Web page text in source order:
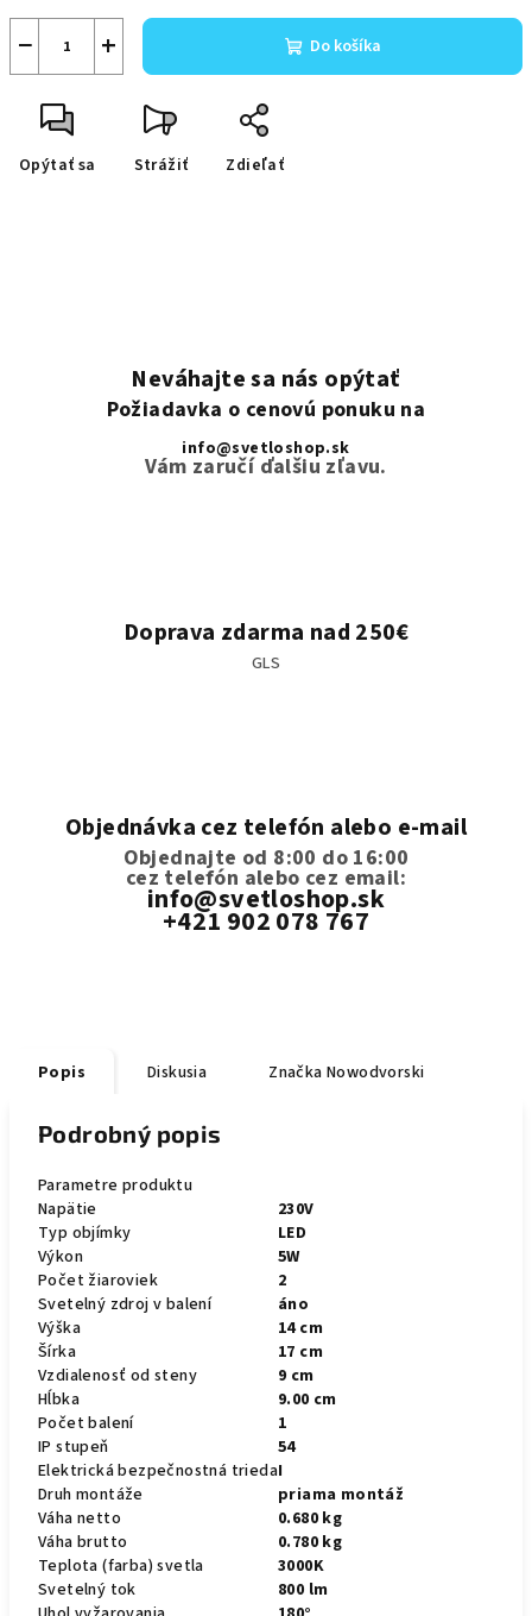
+
− Do košíka
Opýtať sa Strážiť Zdieľať
Neváhajte sa nás opýtať
Požiadavka o cenovú ponuku na
info@svetloshop.sk
Vám zaručí ďalšiu zľavu.
Doprava zdarma nad 250€
GLS
Objednávka cez telefón alebo e-mail
Objednajte od 8:00 do 16:00
cez telefón alebo cez email:
info@svetloshop.sk
+421 902 078 767
Popis Diskusia Značka Nowodvorski
Podrobný popis
Parametre produktu
Napätie
230V
Typ objímky
LED
Výkon
5W
Počet žiaroviek
2
Svetelný zdroj v balení
áno
Výška
14 cm
Šírka
17 cm
Vzdialenosť od steny
9 cm
Hĺbka
9.00 cm
Počet balení
1
IP stupeň
54
Elektrická bezpečnostná triedaI
Druh montáže
priama montáž
Váha netto
0.680 kg
Váha brutto
0.780 kg
Teplota (farba) svetla
3000K
Svetelný tok
800 lm